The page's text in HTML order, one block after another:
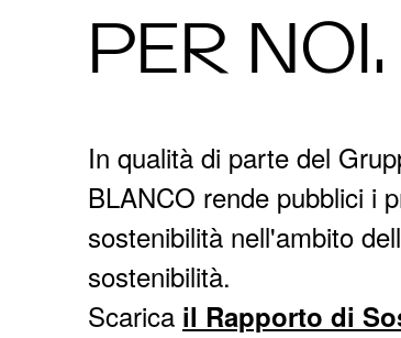
PER NOI.
In qualità di parte del
BLANCO rende pubblici i
sostenibilità nell'ambito
sostenibilità.
Scarica il Rapporto di